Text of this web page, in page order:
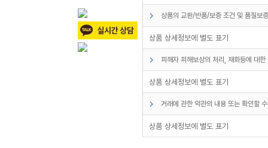
상품의 교환/반품/보증 조건 및 품질보
상품 상세정보에 별도 표기
피해자 피해보상의 처리, 재화등에 대
상품 상세정보에 별도 표기
거래에 관한 약관의 내용 또는 확인할
상품 상세정보에 별도 표기